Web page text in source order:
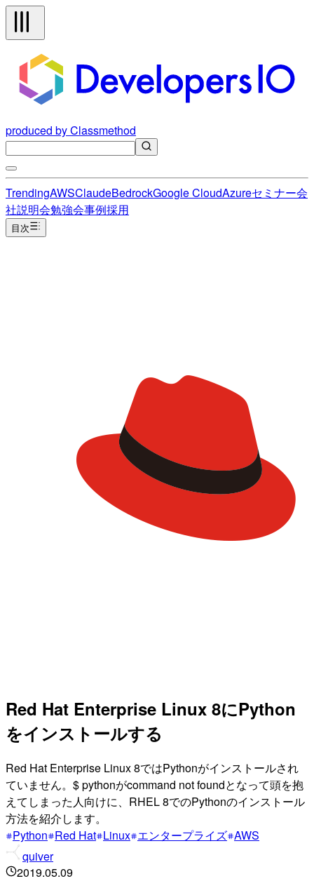
produced by Classmethod
TrendingAWSClaudeBedrockGoogle CloudAzureセミナー会
社説明会勉強会事例採用
目次
Red Hat Enterprise Linux 8にPython
をインストールする
Red Hat Enterprise Linux 8ではPythonがインストールされ
ていません。$ pythonがcommand not foundとなって頭を抱
えてしまった人向けに、RHEL 8でのPythonのインストール
方法を紹介します。
Python Red Hat Linux エンタープライズ AWS
quiver
2019.05.09